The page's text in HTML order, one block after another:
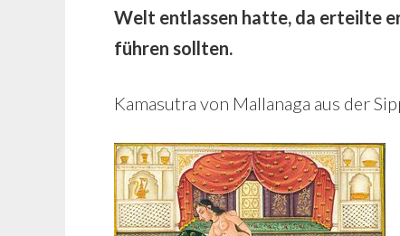
Welt entlassen hatte, da erteilte er
führen sollten.
Kamasutra von Mallanaga aus der